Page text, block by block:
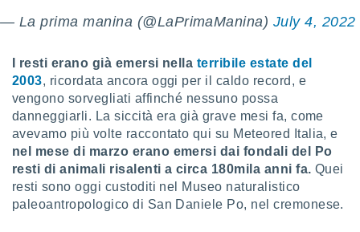
web.
— La prima manina (@LaPrimaManina) July 4, 2022
I resti erano già emersi nella terribile estate del
2003, ricordata ancora oggi per il caldo record, e
vengono sorvegliati affinché nessuno possa
danneggiarli. La siccità era già grave mesi fa, come
avevamo più volte raccontato qui su Meteored Italia, e
nel mese di marzo erano emersi dai fondali del Po
resti di animali risalenti a circa 180mila anni fa. Quei
resti sono oggi custoditi nel Museo naturalistico
paleoantropologico di San Daniele Po, nel cremonese.